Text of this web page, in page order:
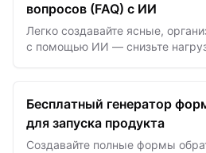
вопросов (FAQ) с ИИ
Легко создавайте ясные,
с помощью ИИ — снизьте
Бесплатный генератор
для запуска продукта
Создавайте полные формы